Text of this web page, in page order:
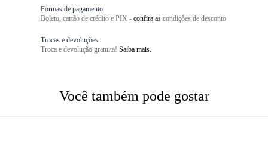
Formas de pagamento
Boleto, cartão de crédito e PIX - confira as condições de desconto
Trocas e devoluções
Troca e devolução gratuita! Saiba mais.
Você também pode gostar